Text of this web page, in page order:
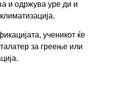
и одржува уре ди и
ученикот ќе
за греење или